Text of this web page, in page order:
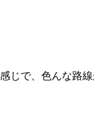
じで、色んな路